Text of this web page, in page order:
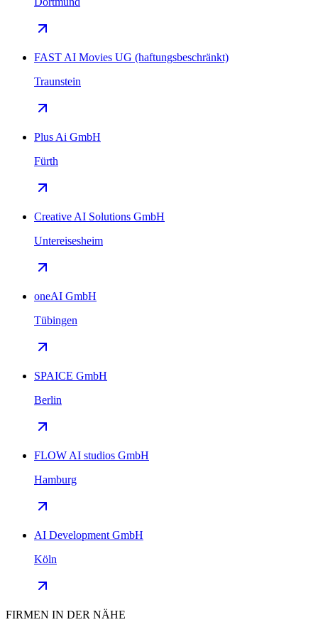
FAST AI Movies UG (haftungsbeschränkt)
Traunstein
Plus Ai GmbH
Fürth
Creative AI Solutions GmbH
Untereisesheim
oneAI GmbH
Tübingen
SPAICE GmbH
Berlin
FLOW AI studios GmbH
Hamburg
AI Development GmbH
Köln
FIRMEN IN DER NÄHE